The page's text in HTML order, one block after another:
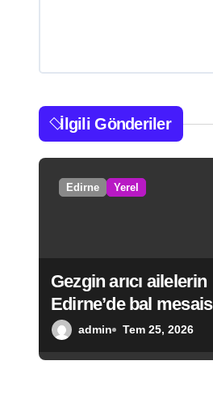
z
i
İlgili Gönderiler
Edirne Yerel
Gezgin arıcı ailelerin
Edirne’de bal
sürüyor
admin Tem 25, 2026